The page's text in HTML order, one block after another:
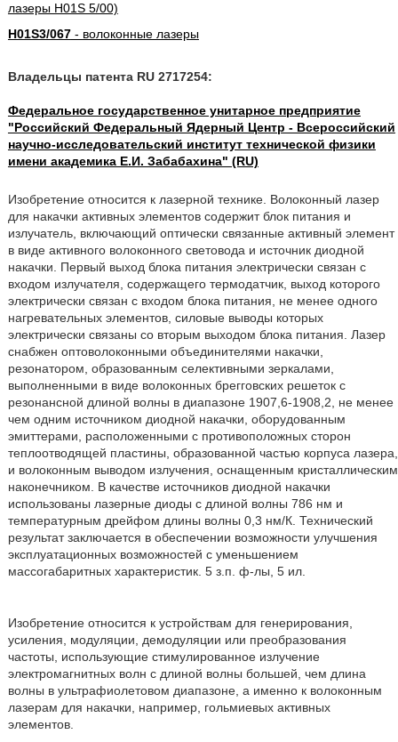
лазеры H01S 5/00)
H01S3/067- волоконные лазеры
Владельцы патента RU 2717254:
Федеральное государственное унитарное предприятие
"Российский Федеральный Ядерный Центр - Всероссийский
научно-исследовательский институт технической физики
имени академика Е.И. Забабахина" (RU)
Изобретение относится к лазерной технике. Волоконный лазер
для накачки активных элементов содержит блок питания и
излучатель, включающий оптически связанные активный элемент
в виде активного волоконного световода и источник диодной
накачки. Первый выход блока питания электрически связан с
входом излучателя, содержащего термодатчик, выход которого
электрически связан с входом блока питания, не менее одного
нагревательных элементов, силовые выводы которых
электрически связаны со вторым выходом блока питания. Лазер
снабжен оптоволоконными объединителями накачки,
резонатором, образованным селективными зеркалами,
выполненными в виде волоконных брегговских решеток с
резонансной длиной волны в диапазоне 1907,6-1908,2, не менее
чем одним источником диодной накачки, оборудованным
эмиттерами, расположенными с противоположных сторон
теплоотводящей пластины, образованной частью корпуса лазера,
и волоконным выводом излучения, оснащенным кристаллическим
наконечником. В качестве источников диодной накачки
использованы лазерные диоды с длиной волны 786 нм и
температурным дрейфом длины волны 0,3 нм/К. Технический
результат заключается в обеспечении возможности улучшения
эксплуатационных возможностей с уменьшением
массогабаритных характеристик. 5 з.п. ф-лы, 5 ил.
Изобретение относится к устройствам для генерирования,
усиления, модуляции, демодуляции или преобразования
частоты, использующие стимулированное излучение
электромагнитных волн с длиной волны большей, чем длина
волны в ультрафиолетовом диапазоне, а именно к волоконным
лазерам для накачки, например, гольмиевых активных
элементов.